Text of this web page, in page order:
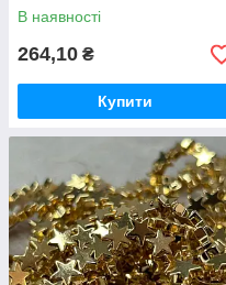
В наявності
264,10 ₴
Купити